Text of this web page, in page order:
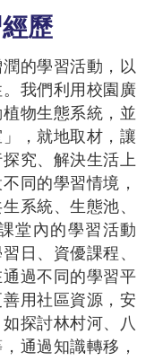
歷
的學習活動，以
我們利用校園廣
物生態系統，並
，就地取材，讓
究、解決生活上
同的學習情境，
系統、生態池、
堂內的學習活動
日、資優課程、
過不同的學習平
用社區資源，安
探討林村河、八
通過知識轉移，